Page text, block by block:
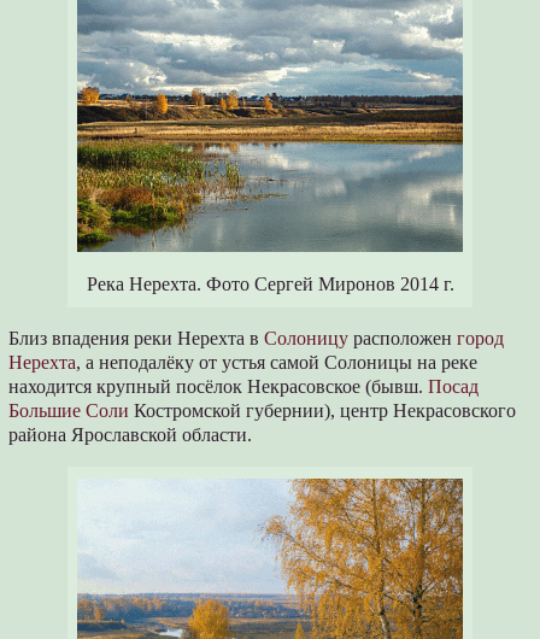
Река Нерехта. Фото Сергей Миронов 2014 г.
Близ впадения реки Нерехта вСолоницу расположенгород
Нерехта, а неподалёку от устья самой Солоницы на реке
находится крупный посёлок Некрасовское (бывш.Посад
Большие Соли Костромской губернии), центр Некрасовского
района Ярославской области.